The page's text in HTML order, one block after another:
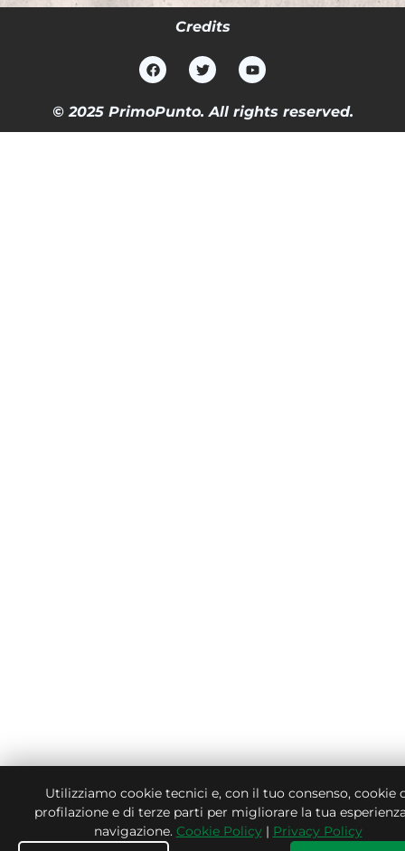
Credits
© 2025 PrimoPunto. All rights reserved.
Utilizziamo cookie tecnici e, con il tuo consenso, cookie
profilazione e di terze parti per migliorare la tua
navigazione. Cookie Policy | Privacy Policy